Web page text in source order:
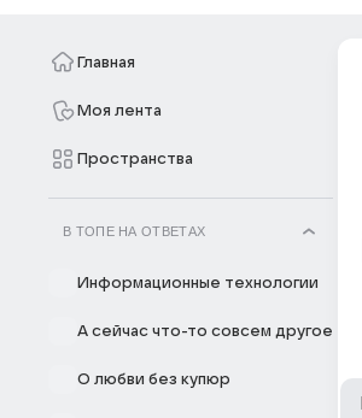
Главная
Моя лента
Пространства
В ТОПЕ НА ОТВЕТАХ
Информационные технологии
А сейчас что-то совсем другое
О любви без купюр